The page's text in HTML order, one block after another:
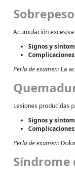
Acumulación
Signos y
Perla de examen: La
Lesiones producidas
Signos y
Perla de examen: